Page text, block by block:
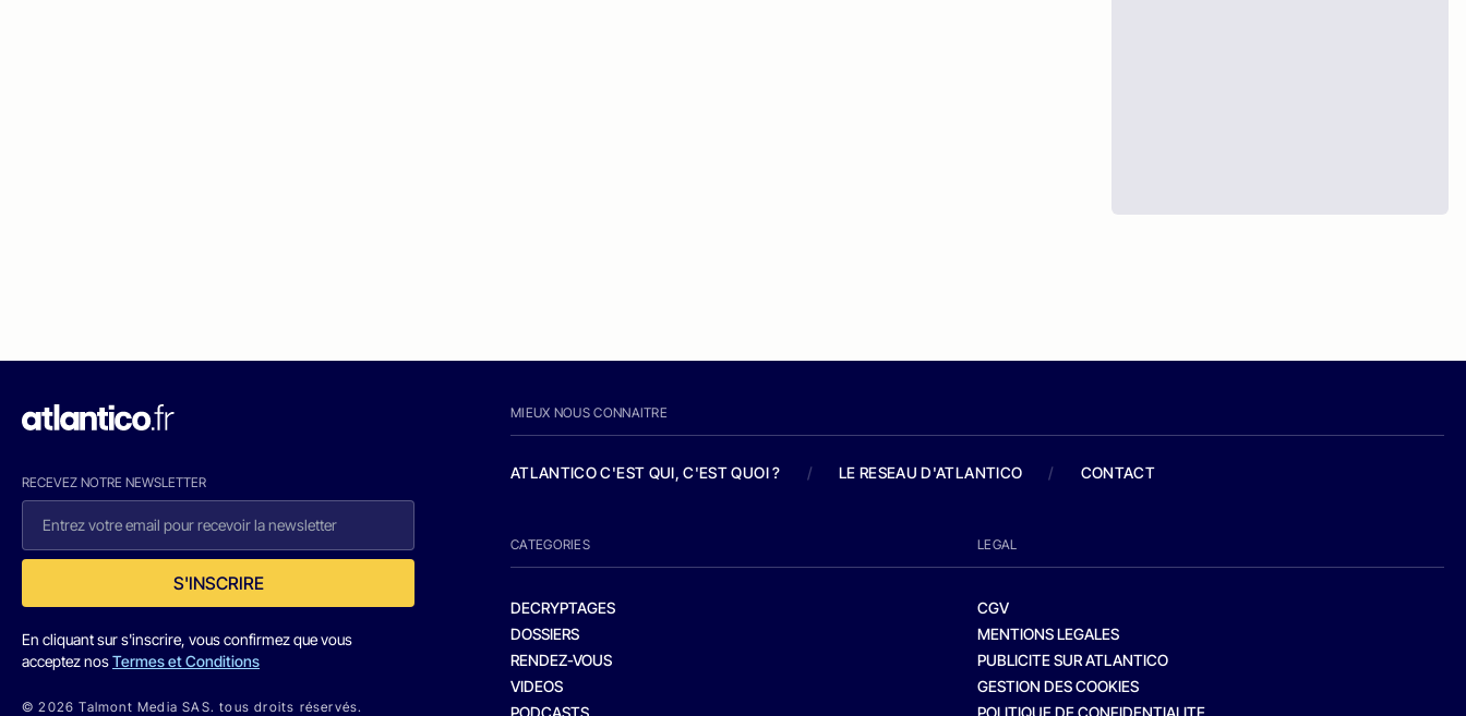
RECEVEZ NOTRE NEWSLETTER
S'INSCRIRE
En cliquant sur s'inscrire, vous confirmez que vous
acceptez nosTermes et Conditions
© 2026 Talmont Media SAS. tous droits réservés.
MIEUX NOUS CONNAITRE
ATLANTICO C'EST QUI, C'EST QUOI ? / LE RESEAU D'ATLANTICO / CONTACT
CATEGORIES
DECRYPTAGES
DOSSIERS
RENDEZ-VOUS
VIDEOS
PODCASTS
LEGAL
CGV
MENTIONS LEGALES
PUBLICITE SUR ATLANTICO
GESTION DES COOKIES
POLITIQUE DE CONFIDENTIALITE